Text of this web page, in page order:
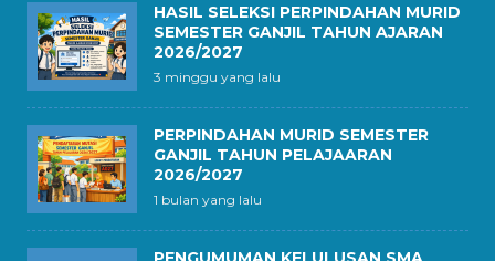
HASIL SELEKSI PERPINDAHAN MURID
SEMESTER GANJIL TAHUN AJARAN
2026/2027
3 minggu yang lalu
PERPINDAHAN MURID SEMESTER
GANJIL TAHUN PELAJAARAN
2026/2027
1 bulan yang lalu